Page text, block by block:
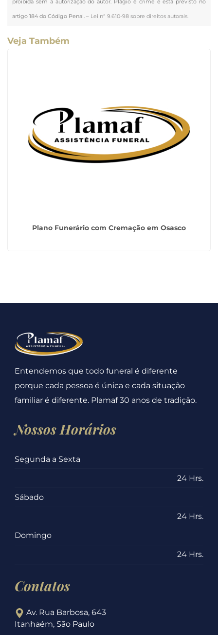
proibida sem a autorização do autor. Plágio é crime e está previsto no
artigo 184 do Código Penal. – Lei n° 9.610-98 sobre direitos autorais.
Veja Também
Plano Funerário com Cremação em Osasco
Entendemos que todo funeral é diferente
porque cada pessoa é única e cada situação
familiar é diferente. Plamaf 30 anos de tradição.
Nossos Horários
Segunda a Sexta
24 Hrs.
Sábado
24 Hrs.
Domingo
24 Hrs.
Contatos
Av. Rua Barbosa, 643
Itanhaém, São Paulo